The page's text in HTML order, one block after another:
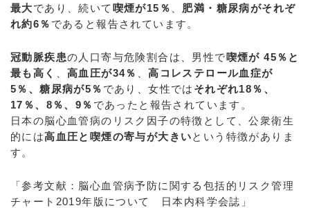
最大であり、続いて 喫煙が15％
肥満・糖尿病がそれぞ
れ約6％ であると報告されています。
冠動脈疾患の人口寄与危険割合は、男性で喫煙が 45％と
最も高く
、高血圧が34％ 、高コレステロール血症が
5％、糖尿病が5％ であり、女性では それぞれ18％、
17％、8％、9％ であったと報告されています。
日本の脳心血管病のリスク因子の特徴として、公衆衛生
的には高血圧と喫煙の寄与が大きいという特徴がありま
す。
「参考文献：脳心血管病予防に関する包括的リスク管理
チャート2019年版について 日本内科学会誌」